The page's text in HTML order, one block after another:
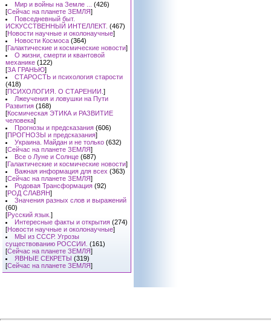
Мир и войны на Земле ...
(426)
[Сейчас на планете ЗЕМЛЯ]
Повседневный быт.
ИСКУССТВЕННЫЙ ИНТЕЛЛЕКТ. (467)
[Новости научные и околонаучные]
Новости Космоса (364)
[Галактические и космические новости]
О жизни, смерти и квантовой
механике (122)
[ЗА ГРАНЬЮ]
СТАРОСТЬ и психология старости
(418)
[ПСИХОЛОГИЯ. О СТАРЕНИИ. ]
Лжеучения и ловушки на Пути
Развития (168)
[Космическая ЭТИКА и РАЗВИТИЕ
человека]
Прогнозы и предсказания (606)
[ПРОГНОЗЫ и предсказания]
Украина. Майдан и не только (632)
[Сейчас на планете ЗЕМЛЯ]
Все о Луне и Солнце (687)
[Галактические и космические новости]
Важная информация для всех (363)
[Сейчас на планете ЗЕМЛЯ]
Родовая Трансформация (92)
[РОД СЛАВЯН]
Значения разных слов и выражений
(60)
[Русский язык. ]
Интересные факты и открытия (274)
[Новости научные и околонаучные]
МЫ из СССР. Угрозы
существованию РОССИИ. (161)
[Сейчас на планете ЗЕМЛЯ]
ЯВНЫЕ СЕКРЕТЫ (319)
[Сейчас на планете ЗЕМЛЯ]